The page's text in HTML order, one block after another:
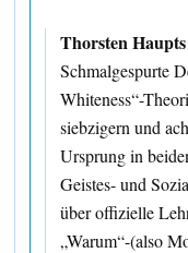
Thorsten Haupts
Schmalgespurte
Whiteness“-
siebzigern und
Ursprung in
Geistes- und
über offizielle
„Warum“-(also